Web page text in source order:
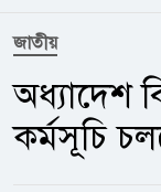
জাতীয়
অধ্যাদেশ
কর্মসূচি